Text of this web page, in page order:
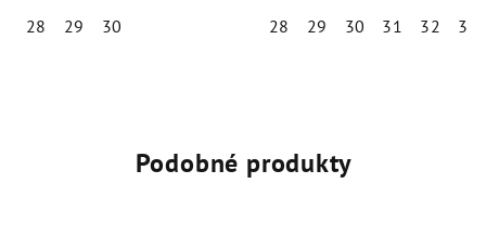
28
29
30
5,0
28
29 30 31 32 33
Podobné produkty